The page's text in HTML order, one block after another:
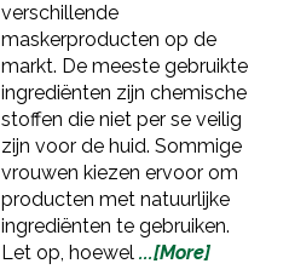
verschillende
maskerproducten op de
markt. De meeste gebruikte
ingrediënten zijn chemische
stoffen die niet per se veilig
zijn voor de huid. Sommige
vrouwen kiezen ervoor om
producten met natuurlijke
ingrediënten te gebruiken.
Let op, hoewel ...[More]